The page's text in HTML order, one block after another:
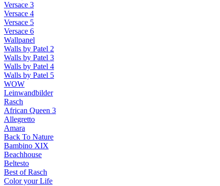
Versace 3
Versace 4
Versace 5
Versace 6
Wallpanel
Walls by Patel 2
Walls by Patel 3
Walls by Patel 4
Walls by Patel 5
WOW
Leinwandbilder
Rasch
African Queen 3
Allegretto
Amara
Back To Nature
Bambino XIX
Beachhouse
Beltesto
Best of Rasch
Color your Life